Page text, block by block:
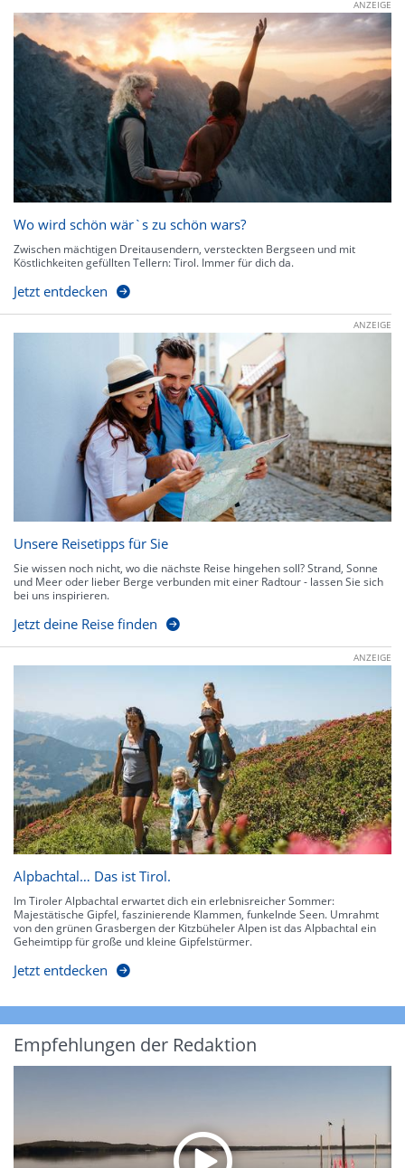
ANZEIGE
Wo wird schön wär`s zu schön wars?
Zwischen mächtigen Dreitausendern, versteckten Bergseen und mit
Köstlichkeiten gefüllten Tellern: Tirol. Immer für dich da.
Jetzt entdecken
ANZEIGE
Unsere Reisetipps für Sie
Sie wissen noch nicht, wo die nächste Reise hingehen soll? Strand, Sonne
und Meer oder lieber Berge verbunden mit einer Radtour - lassen Sie sich
bei uns inspirieren.
Jetzt deine Reise finden
ANZEIGE
Alpbachtal… Das ist Tirol.
Im Tiroler Alpbachtal erwartet dich ein erlebnisreicher Sommer:
Majestätische Gipfel, faszinierende Klammen, funkelnde Seen. Umrahmt
von den grünen Grasbergen der Kitzbüheler Alpen ist das Alpbachtal ein
Geheimtipp für große und kleine Gipfelstürmer.
Jetzt entdecken
Empfehlungen der Redaktion